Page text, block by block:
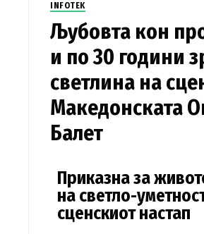
INFOTEK
Љубовта кон
и по 30 години
светлина на
Македонската
Балет
Приказна за
на светло-
сценскиот настап